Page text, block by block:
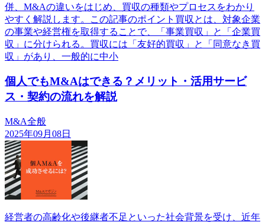
併、M&Aの違いをはじめ、買収の種類やプロセスをわかり
やすく解説します。この記事のポイント買収とは、対象企業
の事業や経営権を取得することで、「事業買収」と「企業買
収」に分けられる。買収には「友好的買収」と「同意なき買
収」があり、一般的に中小
個人でもM&Aはできる？メリット・活用サービ
ス・契約の流れを解説
M&A全般
2025年09月08日
経営者の高齢化や後継者不足といった社会背景を受け、近年